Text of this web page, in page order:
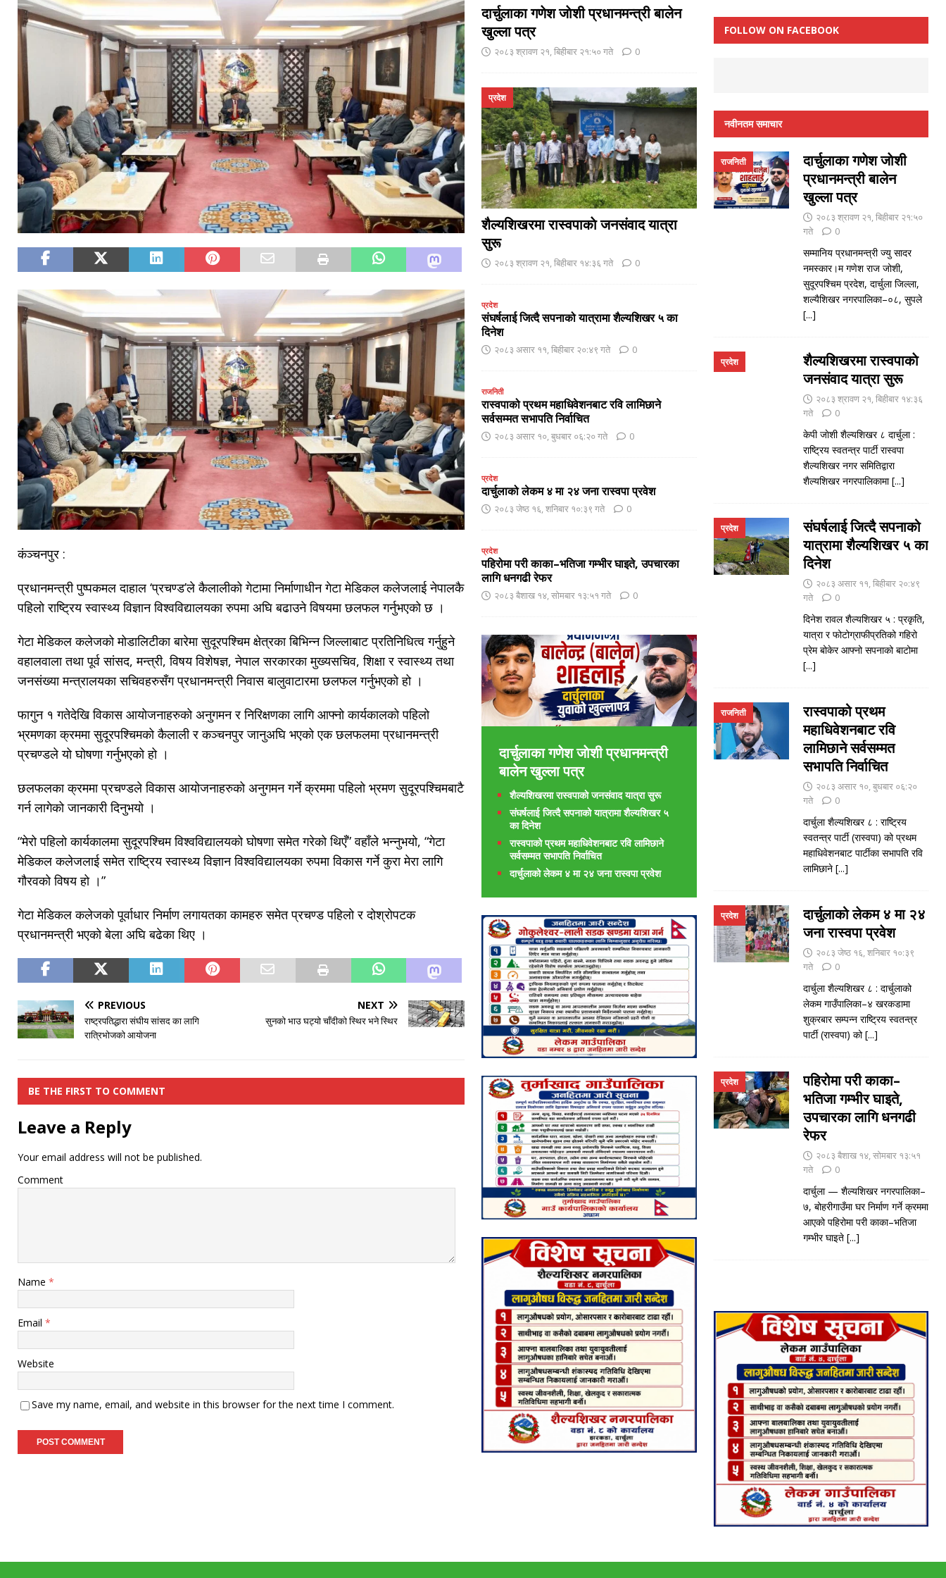
कंञ्चनपुर :
प्रधानमन्त्री पुष्पकमल दाहाल ‘प्रचण्ड’ले कैलालीको गेटामा निर्माणाधीन गेटा मेडिकल कलेजलाई नेपालकै
पहिलो राष्ट्रिय स्वास्थ्य विज्ञान विश्वविद्यालयका रुपमा अघि बढाउने विषयमा छलफल गर्नुभएको छ ।
गेटा मेडिकल कलेजको मोडालिटीका बारेमा सुदूरपश्चिम क्षेत्रका बिभिन्न जिल्लाबाट प्रतिनिधित्व गर्नुहुने
वहालवाला तथा पूर्व सांसद, मन्त्री, विषय विशेषज्ञ, नेपाल सरकारका मुख्यसचिव, शिक्षा र स्वास्थ्य तथा
जनसंख्या मन्त्रालयका सचिवहरुसँग प्रधानमन्त्री निवास बालुवाटारमा छलफल गर्नुभएको हो ।
फागुन १ गतेदेखि विकास आयोजनाहरुको अनुगमन र निरिक्षणका लागि आफ्नो कार्यकालको पहिलो
भ्रमणका क्रममा सुदूरपश्चिमको कैलाली र कञ्चनपुर जानुअघि भएको एक छलफलमा प्रधानमन्त्री
प्रचण्डले यो घोषणा गर्नुभएको हो ।
छलफलका क्रममा प्रचण्डले विकास आयोजनाहरुको अनुगमन गर्ने क्रममा पहिलो भ्रमण सुदूरपश्चिमबाटै
गर्न लागेको जानकारी दिनुभयो ।
“मेरो पहिलो कार्यकालमा सुदूरपश्चिम विश्वविद्यालयको घोषणा समेत गरेको थिएँ” वहाँले भन्नुभयो, “गेटा
मेडिकल कलेजलाई समेत राष्ट्रिय स्वास्थ्य विज्ञान विश्वविद्यालयका रुपमा विकास गर्ने कुरा मेरा लागि
गौरवको विषय हो ।”
गेटा मेडिकल कलेजको पूर्वाधार निर्माण लगायतका कामहरु समेत प्रचण्ड पहिलो र दोश्रोपटक
प्रधानमन्त्री भएको बेला अघि बढेका थिए ।
PREVIOUS
राष्ट्रपतिद्धारा संघीय सांसद का लागि
रात्रिभोजको आयोजना
NEXT
सुनको भाउ घट्यो चाँदीको स्थिर भने स्थिर
BE THE FIRST TO COMMENT
Leave a Reply
Your email address will not be published.
Comment
Name *
Email *
Website
Save my name, email, and website in this browser for the next time I comment.
दार्चुलाका गणेश जाेशी प्रधानमन्त्री बालेन
खुल्ला पत्र
२०८३ श्रावण २१, बिहीबार २१:५० गते 0
शैल्यशिखरमा रास्वपाकाे जनसंवाद यात्रा
सुरू
प्रदेश
२०८३ श्रावण २१, बिहीबार १४:३६ गते 0
प्रदेश
संघर्षलाई जित्दै सपनाको यात्रामा शैल्यशिखर ५ का
दिनेश
२०८३ असार ११, बिहीबार २०:४९ गते 0
राजनिती
रास्वपाको प्रथम महाधिवेशनबाट रवि लामिछाने
सर्वसम्मत सभापति निर्वाचित
२०८३ असार १०, बुधबार ०६:२० गते 0
प्रदेश
दार्चुलाको लेकम ४ मा २४ जना रास्वपा प्रवेश
२०८३ जेष्ठ १६, शनिबार १०:३९ गते 0
प्रदेश
पहिरोमा परी काका–भतिजा गम्भीर घाइते, उपचारका
लागि धनगढी रेफर
२०८३ बैशाख १४, सोमबार १३:५१ गते 0
दार्चुलाका गणेश जाेशी प्रधानमन्त्री
बालेन खुल्ला पत्र
शैल्यशिखरमा रास्वपाकाे जनसंवाद यात्रा सुरू
संघर्षलाई जित्दै सपनाको यात्रामा शैल्यशिखर ५
का दिनेश
रास्वपाको प्रथम महाधिवेशनबाट रवि लामिछाने
सर्वसम्मत सभापति निर्वाचित
दार्चुलाको लेकम ४ मा २४ जना रास्वपा प्रवेश
FOLLOW ON FACEBOOK
नवीनतम समाचार
राजनिती
दार्चुलाका गणेश जाेशी
प्रधानमन्त्री बालेन
खुल्ला पत्र
२०८३ श्रावण २१, बिहीबार २१:५०
गते
0
सम्मानिय प्रधानमन्त्री ज्यु सादर
नमस्कार।म गणेश राज जोशी,
सुदूरपश्चिम प्रदेश, दार्चुला जिल्ला,
शल्यैशिखर नगरपालिका–०८, सुपले
[...]
प्रदेश
शैल्यशिखरमा रास्वपाकाे
जनसंवाद यात्रा सुरू
२०८३ श्रावण २१, बिहीबार १४:३६
गते
0
केपी जाेशी शैल्यशिखर ८ दार्चुला :
राष्ट्रिय स्वतन्त्र पार्टी रास्वपा
शैल्यशिखर नगर समितिद्वारा
शैल्यशिखर नगरपालिकामा[...]
प्रदेश
संघर्षलाई जित्दै सपनाको
यात्रामा शैल्यशिखर ५ का
दिनेश
२०८३ असार ११, बिहीबार २०:४९
गते
0
दिनेश रावल शैल्यशिखर ५ : प्रकृति,
यात्रा र फोटोग्राफीप्रतिको गहिरो
प्रेम बोकेर आफ्नो सपनाको बाटोमा
[...]
राजनिती
रास्वपाको प्रथम
महाधिवेशनबाट रवि
लामिछाने सर्वसम्मत
सभापति निर्वाचित
२०८३ असार १०, बुधबार ०६:२०
गते
0
दार्चुला शैल्यशिखर ८ : राष्ट्रिय
स्वतन्त्र पार्टी (रास्वपा) को प्रथम
महाधिवेशनबाट पार्टीका सभापति रवि
लामिछाने [...]
प्रदेश
दार्चुलाको लेकम ४ मा २४
जना रास्वपा प्रवेश
२०८३ जेष्ठ १६, शनिबार १०:३९
गते
0
दार्चुला शैल्यशिखर ८ : दार्चुलाको
लेकम गाउँपालिका–४ खरकडामा
शुक्रबार सम्पन्न राष्ट्रिय स्वतन्त्र
पार्टी (रास्वपा) को[...]
प्रदेश
पहिरोमा परी काका–
भतिजा गम्भीर घाइते,
उपचारका लागि धनगढी
रेफर
२०८३ बैशाख १४, सोमबार १३:५१
गते
0
दार्चुला — शैल्यशिखर नगरपालिका–
७, बोहरीगाउँमा घर निर्माण गर्ने क्रममा
आएको पहिरोमा परी काका–भतिजा
गम्भीर घाइते [...]